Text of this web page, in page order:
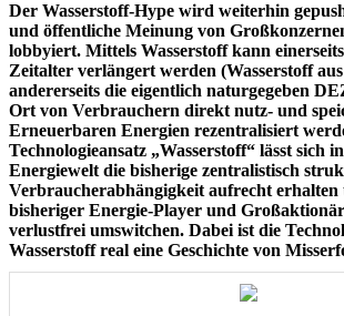
Der Wasserstoff-Hype wird weiterhin
und öffentliche Meinung von
lobbyiert. Mittels Wasserstoff kann
Zeitalter verlängert werden (Wasserstoff
andererseits die eigentlich naturgegeben
Ort von Verbrauchern direkt nutz- und
Erneuerbaren Energien rezentralisiert
Technologieansatz „Wasserstoff“ lässt sich
Energiewelt die bisherige zentralistisch
Verbraucherabhängigkeit aufrecht erhalten
bisheriger Energie-Player und
verlustfrei umswitchen. Dabei ist die
Wasserstoff real eine Geschichte von